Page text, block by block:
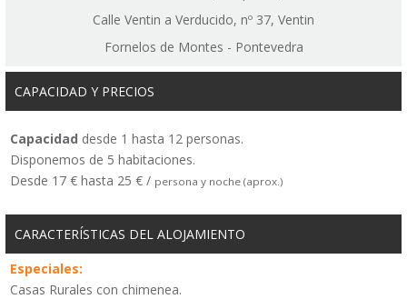
Calle Ventin a Verducido, nº 37, Ventin
Fornelos de Montes - Pontevedra
CAPACIDAD Y PRECIOS
Capacidad desde 1 hasta 12 personas.
Disponemos de 5 habitaciones.
Desde 17 € hasta 25 € / persona y noche (aprox.)
CARACTERÍSTICAS DEL ALOJAMIENTO
Especiales:
Casas Rurales con chimenea.